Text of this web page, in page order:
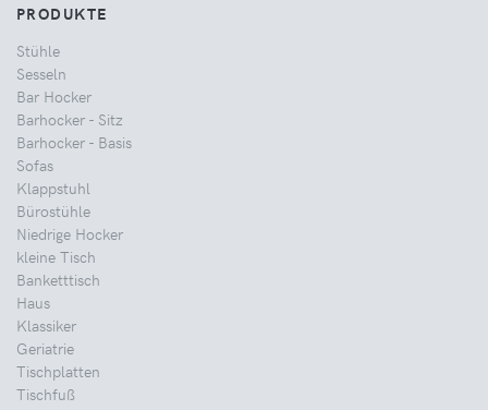
PRODUKTE
Stühle
Sesseln
Bar Hocker
Barhocker - Sitz
Barhocker - Basis
Sofas
Klappstuhl
Bürostühle
Niedrige Hocker
kleine Tisch
Banketttisch
Haus
Klassiker
Geriatrie
Tischplatten
Tischfuß